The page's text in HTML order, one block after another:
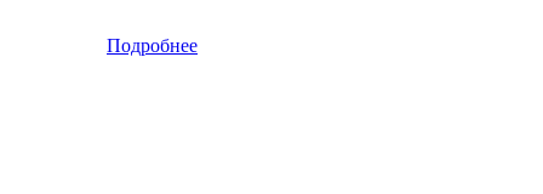
Подробнее